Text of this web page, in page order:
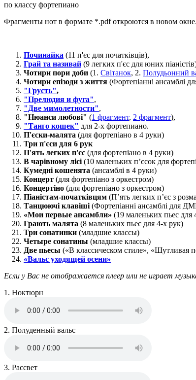
по классу фортепиано
Фрагменты нот в формате *.pdf откроются в новом окне.
Починайка (11 п'єс для початківців),
Грай та називай (9 легких п'єс для юних
Чотири пори доби (1. Світанок, 2. Полудьонний
Чотири епізоди з життя (Фортепіанні ансамблі
"Грусть",
"Прелюдия и фуга",
"Две мимолетности",
"Нюанси любові" (1 фрагмент, 2 фрагмент),
"Танго кошек" для 2-х фортепиано.
П'єски-малята (для фортепіано в 4 руки)
Три п'єси для 6 рук
П'ять легких п'єс (для фортепіано в 4 руки)
В чарівному лісі(10 маленьких п’єсок для
Кумедні кошенята (ансамблі в 4 руки)
Концерт (для фортепіано з оркестром)
Концертіно (для фортепіано з оркестром)
Піаністам-початківцям (П’ять легких п’єс з
Танцюючі клавіші(Фортепіанні ансамблі для
«Мои первые ансамбли» (19 маленьких пьес для
Грають малята (8 маленьких пьес для 4-х рук)
Три сонатинки (младшие классы)
Четыре сонатины (младшие классы)
Две пьесы («В классическом стиле», «Шутливая
«Вальс уходящей осени»
Если у Вас не отображается плеер или не играет
1. Ноктюрн
2. Полуденный вальс
3. Рассвет